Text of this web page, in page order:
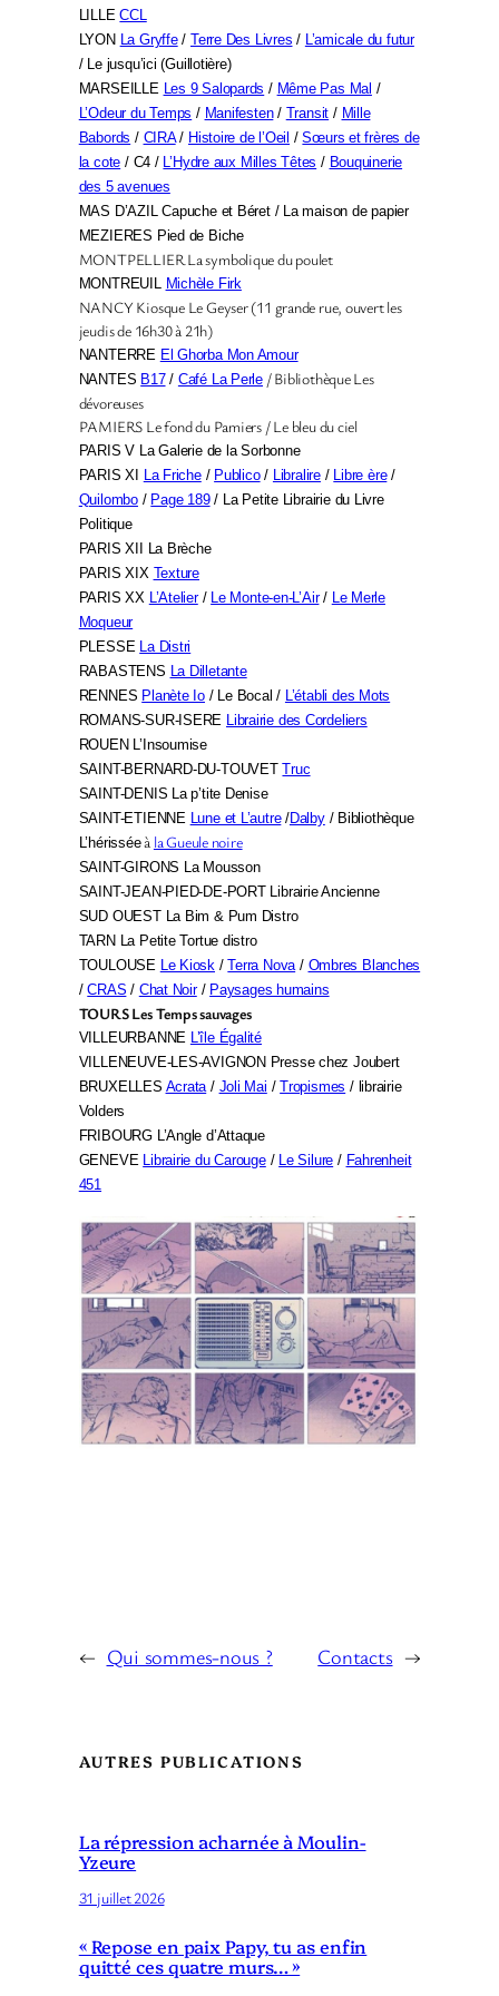
LILLECCL
LYON
La Gryffe/ Terre Des Livres /
L’amicale du futur
/ Le jusqu’ici (Guillotière)
MARSEILLE
Les 9 Salopards / Même Pas Mal /
L’Odeur du Temps / Manifesten/ Transit / Mille
Babords / CIRA/ Histoire de l’Oeil /Sœurs et frères de
la cote / C4 / L’Hydre aux Milles Têtes / Bouquinerie
des 5 avenues
MAS D’AZIL Capuche et Béret / La maison de papier
MEZIERES Pied de Biche
MONTPELLIER La symbolique du poulet
MONTREUIL Michèle Firk
NANCY Kiosque Le Geyser (11 grande rue, ouvert les
jeudis de 16h30 à 21h)
NANTERRE El Ghorba Mon Amour
NANTES B17/ Café La Perle / Bibliothèque Les
dévoreuses
PAMIERS Le fond du Pamiers / Le bleu du ciel
PARIS V La Galerie de la Sorbonne
PARIS XI
La Friche/ Publico/ Libralire/ Libre ère/
Quilombo/ Page 189/ La Petite Librairie du Livre
Politique
PARIS XII La Brèche
PARIS XIX Texture
PARIS XX
L’Atelier/ Le Monte-en-L’Air/
Le Merle
Moqueur
PLESSE
La Distri
RABASTENS
La Dilletante
RENNES Planète Io / Le Bocal /
L’établi des Mots
ROMANS-SUR-ISERE
Librairie des Cordeliers
ROUEN L’Insoumise
SAINT-BERNARD-DU-TOUVETTruc
SAINT-DENIS La p’tite Denise
SAINT-ETIENNE
Lune et L’autre/Dalby/ Bibliothèque
L’hérisséeà la Gueule noire
SAINT-GIRONS La Mousson
SAINT-JEAN-PIED-DE-PORT Librairie Ancienne
SUD OUEST La Bim & Pum Distro
TARN La Petite Tortue distro
TOULOUSE
Le Kiosk /Terra Nova / Ombres Blanches
/CRAS / Chat Noir/ Paysages humains
TOURS Les Temps sauvages
VILLEURBANNE
L’île Égalité
VILLENEUVE-LES-AVIGNON Presse chez Joubert
BRUXELLES Acrata / Joli Mai /Tropismes / librairie
Volders
FRIBOURG L’Angle d’Attaque
GENEVE
Librairie du Carouge/ Le Silure / Fahrenheit
451
← Qui sommes-nous ? Contacts →
AUTRES PUBLICATIONS
La répression acharnée à Moulin-
Yzeure
31 juillet 2026
« Repose en paix Papy, tu as enfin
quitté ces quatre murs… »